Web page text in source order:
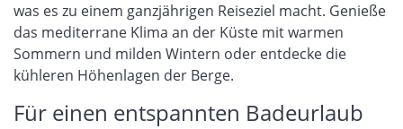
was es zu einem ganzjährigen Reiseziel macht. Genieße
das mediterrane Klima an der Küste mit warmen
Sommern und milden Wintern oder entdecke die
kühleren Höhenlagen der Berge.
Für einen entspannten Badeurlaub